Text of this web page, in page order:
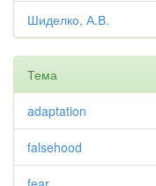
Шиделко, А.В.
Тема
adaptation
falsehood